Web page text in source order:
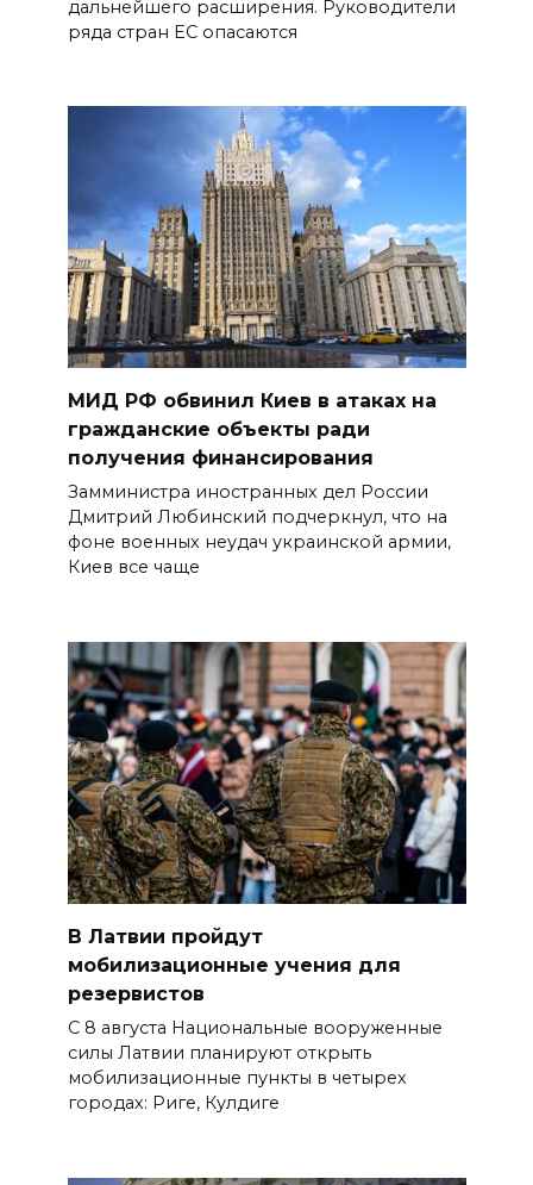
дальнейшего расширения. Руководители
ряда стран ЕС опасаются
МИД РФ обвинил Киев в атаках на
гражданские объекты ради
получения финансирования
Замминистра иностранных дел России
Дмитрий Любинский подчеркнул, что на
фоне военных неудач украинской армии,
Киев все чаще
В Латвии пройдут
мобилизационные учения для
резервистов
С 8 августа Национальные вооруженные
силы Латвии планируют открыть
мобилизационные пункты в четырех
городах: Риге, Кулдиге